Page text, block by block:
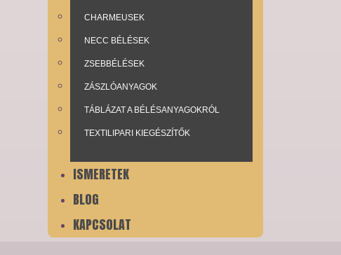
CHARMEUSEK
NECC BÉLÉSEK
ZSEBBÉLÉSEK
ZÁSZLÓANYAGOK
TÁBLÁZAT A BÉLÉSANYAGOKRÓL
TEXTILIPARI KIEGÉSZÍTŐK
ISMERETEK
BLOG
KAPCSOLAT